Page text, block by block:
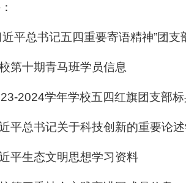
近平总书记五四重要寄语精神”团支
第十期青马班学员信息
2024学年学校五四红旗团支部
平总书记关于科技创新的重要论
平生态文明思想学习资料